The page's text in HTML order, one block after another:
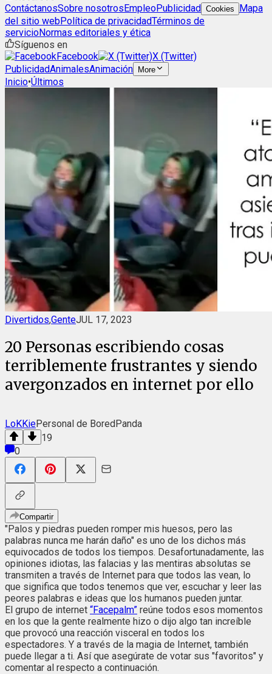
ContáctanosSobre nosotrosEmpleoPublicidad Cookies
Mapa
del sitio webPolítica de privacidadTérminos de
servicioNormas editoriales y ética
Síguenos en
Facebook
X (Twitter)
PublicidadAnimalesAnimación More
Inicio•Últimos
Divertidos,GenteJUL 17, 2023
20 Personas escribiendo cosas
terriblemente frustrantes y siendo
avergonzados en internet por ello
LoKKiePersonal de BoredPanda
19
0
Compartir
"Palos y piedras pueden romper mis huesos, pero las
palabras nunca me harán daño" es uno de los dichos más
equivocados de todos los tiempos. Desafortunadamente, las
opiniones idiotas, las falacias y las mentiras absolutas se
transmiten a través de Internet para que todos las vean, lo
que significa que todos tenemos que ver, escuchar y leer las
peores palabras e ideas que los humanos pueden juntar.
El grupo de internet “Facepalm” reúne todos esos momentos
en los que la gente realmente hizo o dijo algo tan increíble
que provocó una reacción visceral en todos los
espectadores. Y a través de la magia de Internet, también
puede llegar a ti. Así que asegúrate de votar sus "favoritos" y
comentar al respecto a continuación.